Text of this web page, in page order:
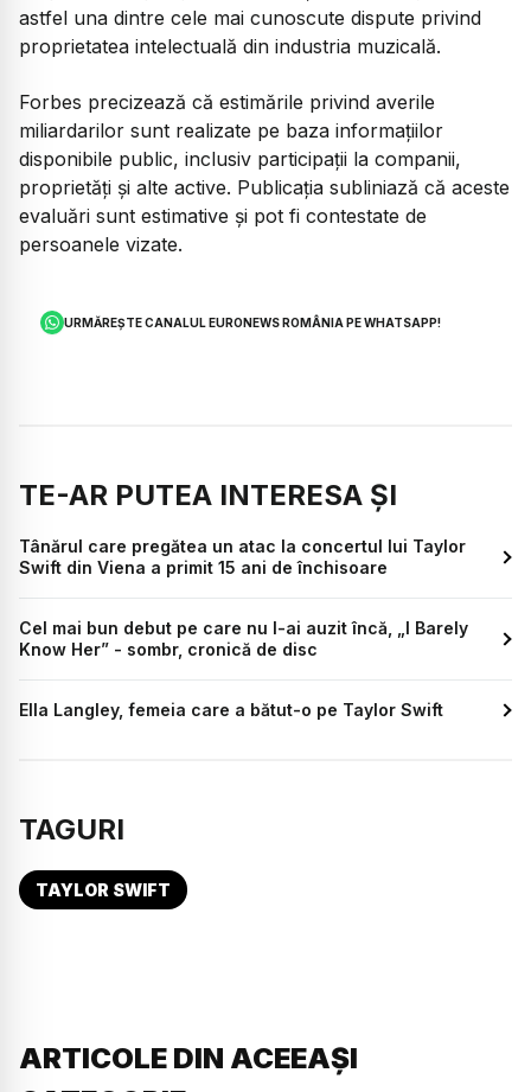
astfel una dintre cele mai cunoscute dispute privind
proprietatea intelectuală din industria muzicală.
Forbes precizează că estimările privind averile
miliardarilor sunt realizate pe baza informațiilor
disponibile public, inclusiv participații la companii,
proprietăți și alte active. Publicația subliniază că aceste
evaluări sunt estimative și pot fi contestate de
persoanele vizate.
URMĂREȘTE CANALUL EURONEWS ROMÂNIA PE WHATSAPP!
TE-AR PUTEA INTERESA ȘI
Tânărul care pregătea un atac la concertul lui Taylor
Swift din Viena a primit 15 ani de închisoare
Cel mai bun debut pe care nu l-ai auzit încă, „I Barely
Know Her” - sombr, cronică de disc
Ella Langley, femeia care a bătut-o pe Taylor Swift
TAGURI
TAYLOR SWIFT
ARTICOLE DIN ACEEAȘI